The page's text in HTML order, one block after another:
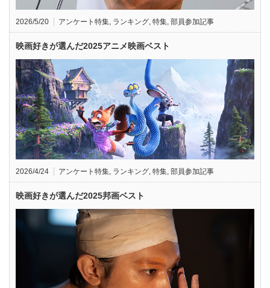
2026/5/20 アンケート特集, ランキング, 特集, 部員参加記事
映画好きが選んだ2025アニメ映画ベスト
2026/4/24 アンケート特集, ランキング, 特集, 部員参加記事
映画好きが選んだ2025邦画ベスト